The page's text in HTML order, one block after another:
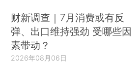
财新调查｜7月消费或有反
弹、出口维持强劲 受哪些因
素带动？
2026年08月06日